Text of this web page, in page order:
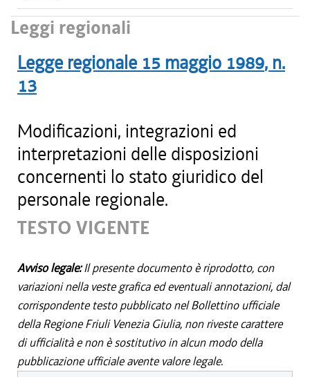
Leggi regionali
Legge regionale 15 maggio 1989, n.
13
Modificazioni, integrazioni ed
interpretazioni delle disposizioni
concernenti lo stato giuridico del
personale regionale.
TESTO VIGENTE
Avviso legale:Il presente documento è riprodotto, con
variazioni nella veste grafica ed eventuali annotazioni, dal
corrispondente testo pubblicato nel Bollettino ufficiale
della Regione Friuli Venezia Giulia, non riveste carattere
di ufficialità e non è sostitutivo in alcun modo della
pubblicazione ufficiale avente valore legale.